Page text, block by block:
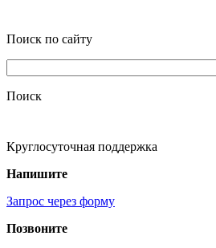
Поиск по сайту
Поиск
Круглосуточная поддержка
Напишите
Запрос через форму
Позвоните